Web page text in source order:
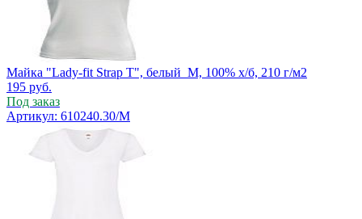
Майка "Lady-fit Strap T", белый_M, 100% х/б, 210 г/м2
195 руб.
Под заказ
Артикул: 610240.30/M